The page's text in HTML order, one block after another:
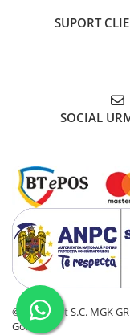
Gama de cosmetice
Prosoape hotel
Cosuri gunoi interior
Casa, Gradina &
Intretinere panouri
Detergenti panouri
Echipamente panouri
Pachete Promo
Presuri industriale
SUPORT
SOCIAL
©Copyright S.C. MGK
Gomag